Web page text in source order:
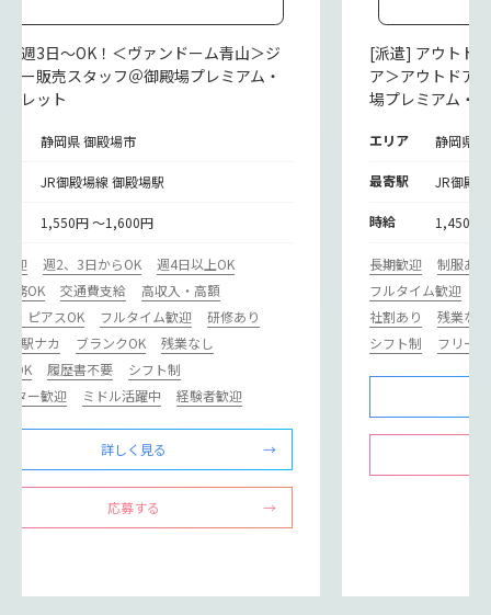
] 週3日～OK！＜ヴァンドーム青山＞ジ
リー販売スタッフ＠御殿場プレミアム・
トレット
静岡県 御殿場市
JR御殿場線 御殿場駅
1,550円 ～1,600円
迎 週2、3日からOK
週4日以上OK
務OK
交通費支給
高収入・高額
・ピアスOK
フルタイム歓迎
研修あり
･駅ナカ
ブランクOK
残業なし
OK
履歴書不要
シフト制
ター歓迎
ミドル活躍中 経験者歓迎
詳しく見る
応募する
[派遣] アウトド
ア＞アウトドア
場プレミアム・
エリア 静岡県
最寄駅 JR御殿
時給 1,450円
長期歓迎
制服あり
フルタイム歓迎
社割あり
残業なし
シフト制
フリー